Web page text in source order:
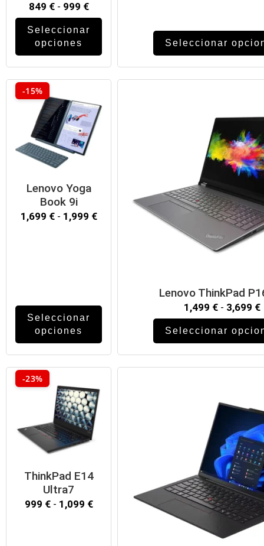
849 € - 999 €
Seleccionar
opciones
Seleccionar
-15%
Lenovo Yoga
Book 9i
1,699 € - 1,999 €
Seleccionar
opciones
Lenovo ThinkPad
1,499 € - 3,699 €
Seleccionar
-23%
ThinkPad E14
Ultra7
999 € - 1,099 €